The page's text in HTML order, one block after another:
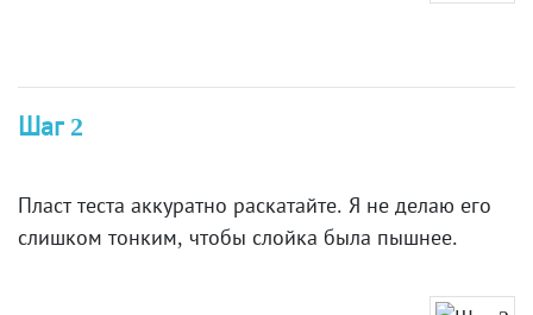
Шаг 2
Пласт теста аккуратно раскатайте. Я не делаю его
слишком тонким, чтобы слойка была пышнее.